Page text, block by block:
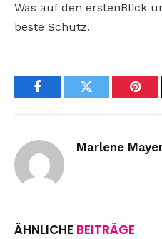
Was auf den erstenBlick
beste Schutz.
FacebookTwitter
Marlene
ÄHNLICHE BEITRÄGE